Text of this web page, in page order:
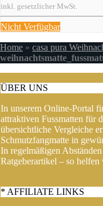
inkl. gesetzlicher MwSt.
Nicht Verfügbar
Home » casa pura
ÜBER UNS
In unserem Online-Portal
attraktiven Fussmatten für
übersichtliche Vergleiche
Schmutzfangmatte in
In regelmäßigen
Ratgeberartikel – so
* AFFILIATE LINKS